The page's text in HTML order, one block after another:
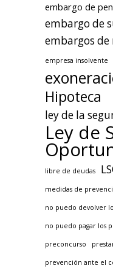
embargo de
embargo de
embargos
empresa insolvente
Hipoteca
ley de la
Ley de
libre de deudas
medidas de
no puedo devolver
no puedo pagar los
preconcurso
prevención ante el